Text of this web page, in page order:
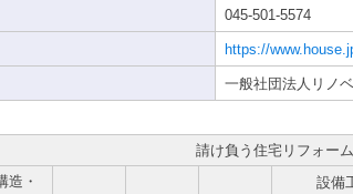
045-501-5574
https://
一般社団法人リノ
請け負う住宅リフォー
造・
設備